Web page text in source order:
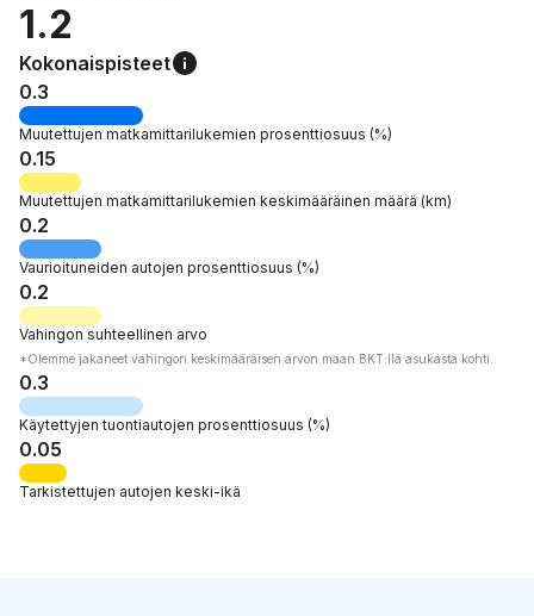
1.2
Kokonaispisteet
0.3
Muutettujen matkamittarilukemien prosenttiosuus (%)
0.15
Muutettujen matkamittarilukemien keskimääräinen määrä (km)
0.2
Vaurioituneiden autojen prosenttiosuus (%)
0.2
Vahingon suhteellinen arvo
*Olemme jakaneet vahingon keskimääräisen arvon maan BKT:llä asukasta kohti.
0.3
Käytettyjen tuontiautojen prosenttiosuus (%)
0.05
Tarkistettujen autojen keski-ikä